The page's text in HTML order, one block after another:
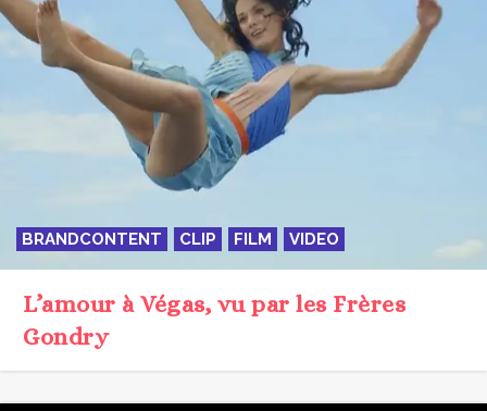
BRANDCONTENT CLIP FILM VIDEO
L’amour à Végas, vu par les Frères
Gondry